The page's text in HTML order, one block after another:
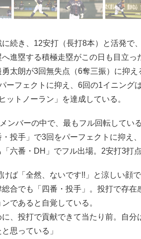
続き、12安打（長打8本）と活発で
進塁する積極走塁がこの日も目立っ
太朗が3回無失点（6奪三振）に抑え
ーフェクトに抑え、6回の1イニング
ットノーラン」を達成している。
ンバーの中で、最もフル回転してい
投手」で3回をパーフェクトに抑え
六番・DH」でフル出場。2安打3打
ば「全然、ないです!!」と涼しい顔
合でも「四番・投手」。投打で存
であると自覚している。
に、投打で貢献できて当たり前。自分
思っている」